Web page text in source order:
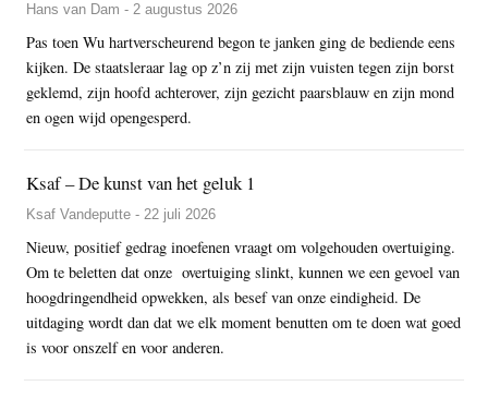
Hans van Dam - 2 augustus 2026
Pas toen Wu hartverscheurend begon te janken ging de bediende eens
kijken. De staatsleraar lag op z’n zij met zijn vuisten tegen zijn borst
geklemd, zijn hoofd achterover, zijn gezicht paarsblauw en zijn mond
en ogen wijd opengesperd.
Ksaf – De kunst van het geluk 1
Ksaf Vandeputte - 22 juli 2026
Nieuw, positief gedrag inoefenen vraagt om volgehouden overtuiging.
Om te beletten dat onze overtuiging slinkt, kunnen we een gevoel van
hoogdringendheid opwekken, als besef van onze eindigheid. De
uitdaging wordt dan dat we elk moment benutten om te doen wat goed
is voor onszelf en voor anderen.